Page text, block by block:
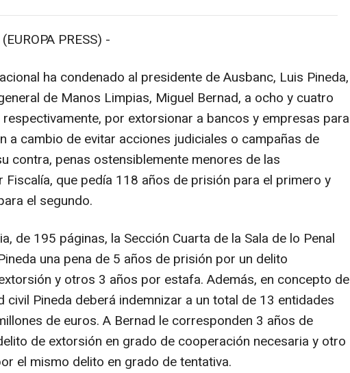
PRESS) -
ha condenado al presidente de Ausbanc, Luis Pineda,
de Manos Limpias, Miguel Bernad, a ocho y cuatro
por extorsionar a bancos y empresas para
a cambio de evitar acciones judiciales o campañas de
contra, penas ostensiblemente menores de las
Fiscalía, que pedía 118 años de prisión para el primero y
el segundo.
de 195 páginas, la Sección Cuarta de la Sala de lo Penal
una pena de 5 años de prisión por un delito
y otros 3 años por estafa. Además, en concepto de
civil Pineda deberá indemnizar a un total de 13 entidades
de euros. A Bernad le corresponden 3 años de
de extorsión en grado de cooperación necesaria y otro
el mismo delito en grado de tentativa.